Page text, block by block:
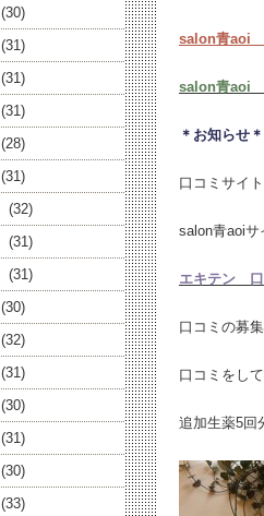
salon青aoi
salon青aoi
＊お知らせ＊
口コミサイ
salon青aoiサ
エキテン 口
口コミの募
口コミをし
追加生薬5回
(30)
(31)
(31)
(31)
(28)
(31)
(32)
(31)
(31)
(30)
(32)
(31)
(30)
(31)
(30)
(33)